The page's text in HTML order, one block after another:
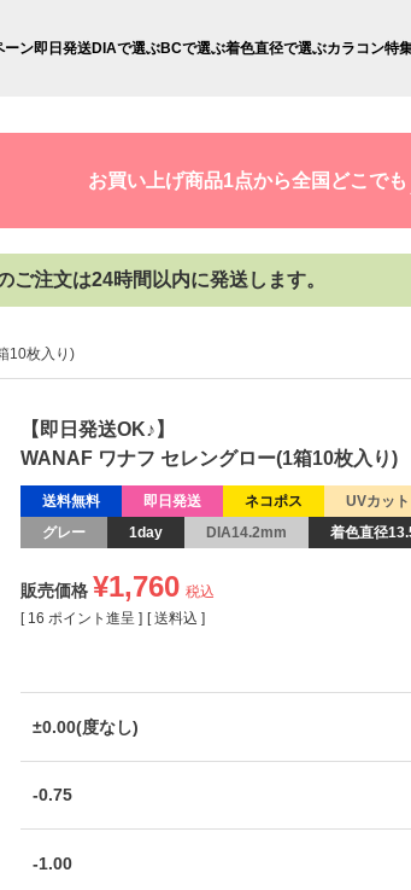
ーン即日発送DIAで選ぶBCで選ぶ着色直径で選ぶカラコン特
お買い上げ商品1点から全国どこでも
ご注文は24時間以内に発送します。
10枚入り)
【即日発送OK♪】
WANAF ワナフ セレングロー(1箱10枚入り)
送料無料 即日発送 ネコポス
UVカット
グレー
1day DIA14.2mm 着色直径
販売価格 ¥1,760 税込
[ 16 ポイント進呈 ] 送料込
±0.00(度なし)
-0.75
-1.00